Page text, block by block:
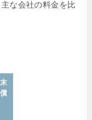
な会社の料金を比